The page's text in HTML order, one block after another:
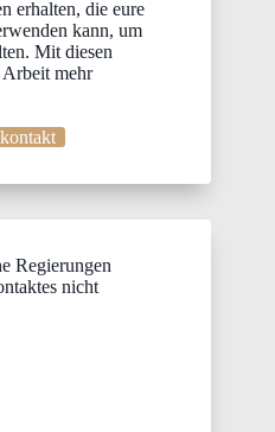
erhalten, die eure
kann, um
Mit diesen
mehr
Regierungen
nicht